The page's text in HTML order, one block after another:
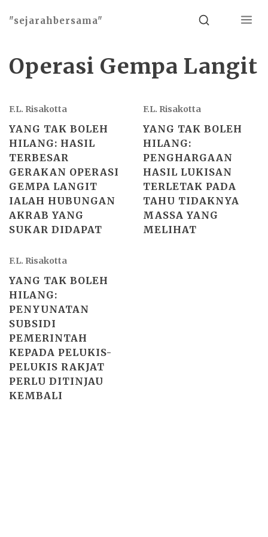
"sejarahbersama" Search Menu
Operasi Gempa Langit
F.L. Risakotta
YANG TAK BOLEH
HILANG: HASIL
TERBESAR
GERAKAN OPERASI
GEMPA LANGIT
IALAH HUBUNGAN
AKRAB YANG
SUKAR DIDAPAT
F.L. Risakotta
YANG TAK BOLEH
HILANG:
PENGHARGAAN
HASIL LUKISAN
TERLETAK PADA
TAHU TIDAKNYA
MASSA YANG
MELIHAT
F.L. Risakotta
YANG TAK BOLEH
HILANG:
PENYUNATAN
SUBSIDI
PEMERINTAH
KEPADA PELUKIS-
PELUKIS RAKJAT
PERLU DITINJAU
KEMBALI